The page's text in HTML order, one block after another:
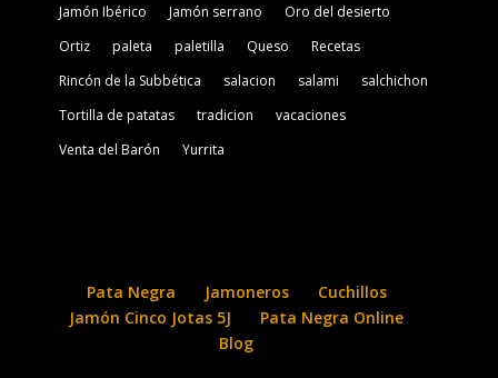
Jamón Ibérico
Jamón serrano
Oro del desierto
Ortiz
paleta paletilla Queso
Recetas
Rincón de la Subbética
salacion salami
salchichon
Tortilla de patatas
tradicion
vacaciones
Venta del Barón
Yurrita
Pata Negra Jamoneros
Cuchillos
Jamón Cinco Jotas 5J
Pata Negra Online
Blog